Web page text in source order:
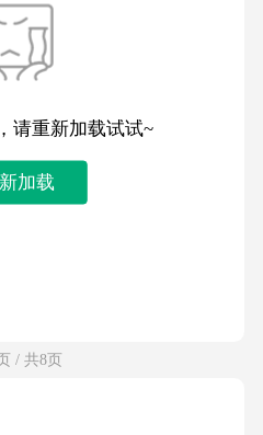
请重新加载试试~
加载
/ 共8页